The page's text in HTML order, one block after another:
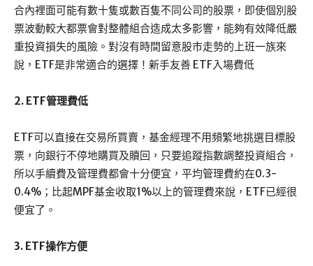
合內裡面可能有數十隻或數百隻不同公司的股票，即使個別股
票波動較大都票會對整體組合造成太多影響，能夠有效降低嚴
重投資損失的風險。對沒有時間留意股市走勢的上班一族來
說，ETF是非常適合的選擇！新手友善 ETF入場費低
2. ETF管理費低
ETF可以直接在交易所買賣，基金經理不用頻繁地挑選目標股
票，向銀行不停地購買及贖回，只要追蹤指數調整投資組合，
所以手續費及管理費都會十分便宜，平均管理費約在0.3-
0.4%；比起MPF基金收取1%以上的管理費來說，ETF已經很
便宜了。
3. ETF操作方便